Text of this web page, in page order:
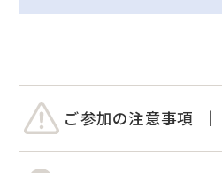
ご参加の注意事項